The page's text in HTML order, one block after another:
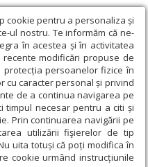
cookie pentru a personaliza și
ul nostru. Te informăm că ne-
în acestea și în activitatea
modificări propuse de
protecția persoanelor fizice în
cu caracter personal și privind
de a continua navigarea pe
timpul necesar pentru a citi și
Prin continuarea navigării pe
utilizării fişierelor de tip
uita totuși că poți modifica în
cookie urmând instrucțiunile
clericale de caritate vacante în
vacante în